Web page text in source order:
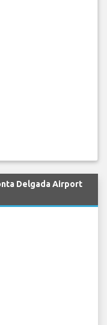
Delgada Airport